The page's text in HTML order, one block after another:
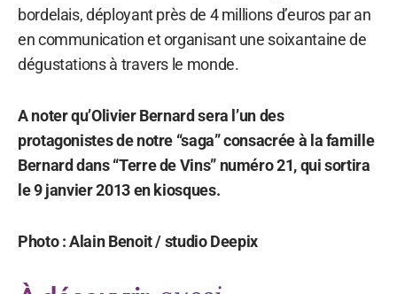
bordelais, déployant près de 4 millions d’euros par an
en communication et organisant une soixantaine de
dégustations à travers le monde.
A noter qu’Olivier Bernard sera l’un des
protagonistes de notre “saga” consacrée à la famille
Bernard dans “Terre de Vins” numéro 21, qui sortira
le 9 janvier 2013 en kiosques.
Photo : Alain Benoit / studio Deepix